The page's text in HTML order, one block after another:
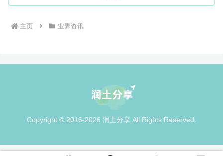
主页 业界资讯
Copyright © 2016-2026 润土分享 All Rights Reserved.